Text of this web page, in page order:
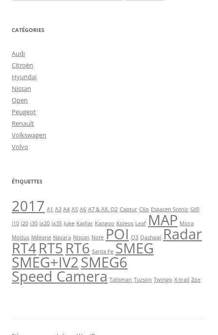
CATÉGORIES
Audi
Citroën
Hyundai
Nissan
Open
Peugeot
Renault
Volkswagen
Volvo
ÉTIQUETTES
2017 A1 A3 A4 A5 A6 A7 & A8. Q2 Captur Clio Espacen Scenic GtR
i10 i20 i30 ix20 ix35 Juke Kadjar Kangoo Koleos Leaf MAP Micra
Modus Mégane Navara Nissan Note POI Q3 Qashqai Radar
RT4RT5 RT6 Santa Fe SMEG
SMEG+IV2SMEG6
Speed Camera Talisman Tucson Twingo X-trail Zoe